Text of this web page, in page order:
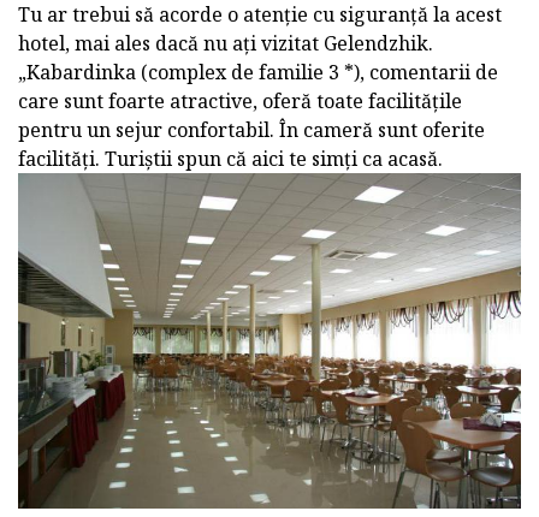
Tu ar trebui să acorde o atenție cu siguranță la acest
hotel, mai ales dacă nu ați vizitat Gelendzhik.
„Kabardinka (complex de familie 3 *), comentarii de
care sunt foarte atractive, oferă toate facilitățile
pentru un sejur confortabil. În cameră sunt oferite
facilități. Turiștii spun că aici te simți ca acasă.